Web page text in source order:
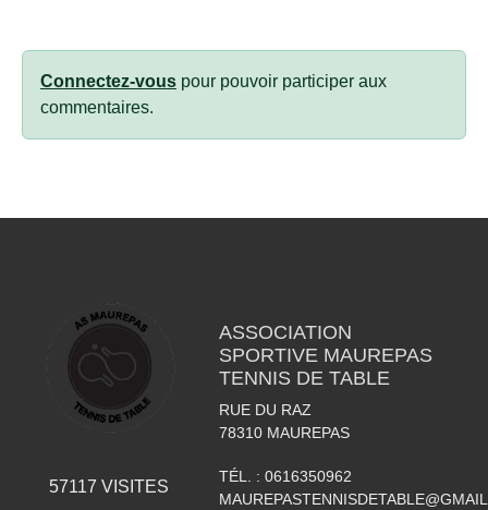
Connectez-vous pour pouvoir participer aux
commentaires.
57117 VISITES
ASSOCIATION
SPORTIVE MAUREPAS
TENNIS DE TABLE
RUE DU RAZ
78310 MAUREPAS
TÉL. : 0616350962